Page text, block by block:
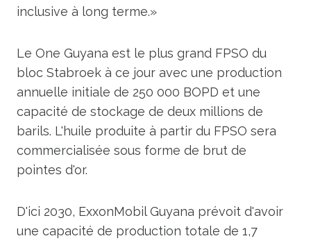
inclusive à long terme.»
Le One Guyana est le plus grand FPSO du
bloc Stabroek à ce jour avec une production
annuelle initiale de 250 000 BOPD et une
capacité de stockage de deux millions de
barils. L'huile produite à partir du FPSO sera
commercialisée sous forme de brut de
pointes d'or.
D'ici 2030, ExxonMobil Guyana prévoit d'avoir
une capacité de production totale de 1,7